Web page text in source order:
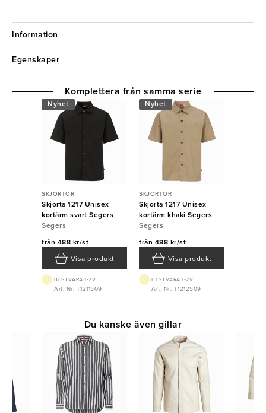
Information
Egenskaper
Nyhet
SKJORTOR
Skjorta 1217 Unisex
kortärm svart Segers
Segers
från 488 kr/st
Visa produkt
BEST.VARA 1-2V
Art. Nr: T1211509
Nyhet
SKJORTOR
Skjorta 1217 Unisex
kortärm khaki Segers
Segers
från 488 kr/st
Visa produkt
BEST.VARA 1-2V
Art. Nr: T1212509
Komplettera från samma serie
Du kanske även gillar